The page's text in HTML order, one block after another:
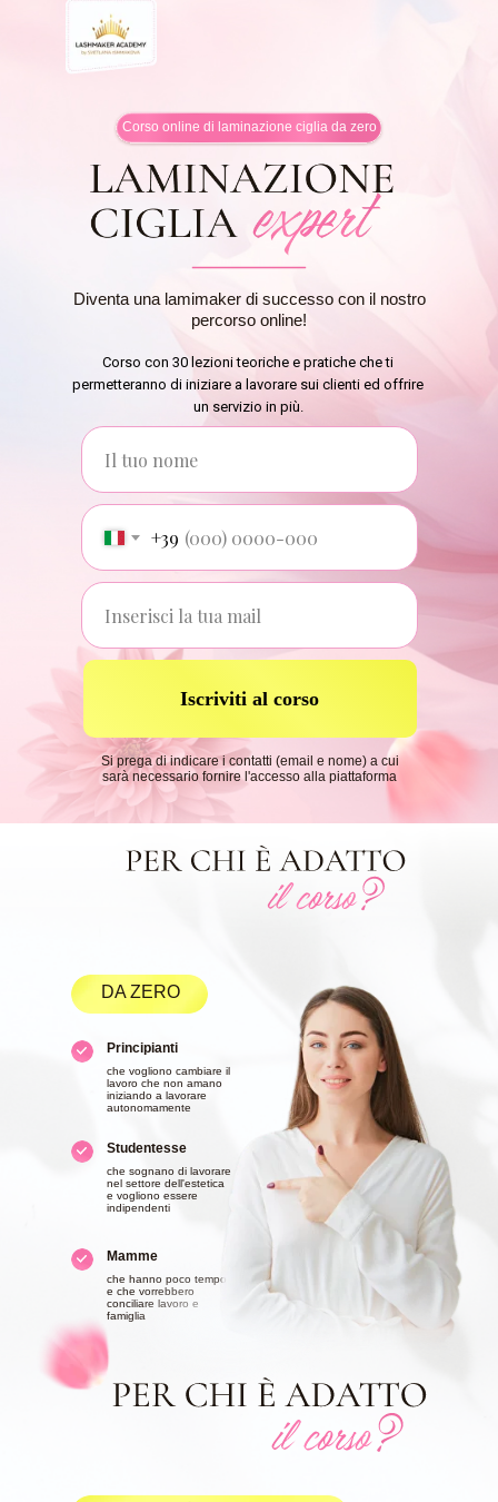
Diventa una lamimaker di successo con il nostro
percorso online!
Si prega di indicare i contatti (email e nome) a cui
sarà necessario fornire l'accesso alla piattaforma
+39
Iscriviti al corso
Corso online di laminazione ciglia da zero
Corso con 30 lezioni teoriche e pratiche che ti
permetteranno di iniziare a lavorare sui clienti ed offrire
un servizio in più.
DA ZERO
Principianti
che vogliono cambiare il
lavoro che non amano
iniziando a lavorare
autonomamente
Studentesse
che sognano di lavorare
nel settore dell'estetica
e vogliono essere
indipendenti
Mamme
che hanno poco tempo
e che vorrebbero
conciliare lavoro e
famiglia